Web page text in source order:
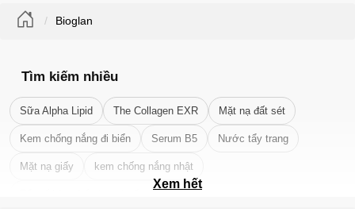
Bioglan
Tìm kiếm nhiều
Sữa Alpha Lipid The Collagen EXR Mặt nạ đất sét
Kem chống nắng đi biển Serum B5 Nước tẩy trang
Mặt nạ giấy kem chống nắng nhật
Xem hết